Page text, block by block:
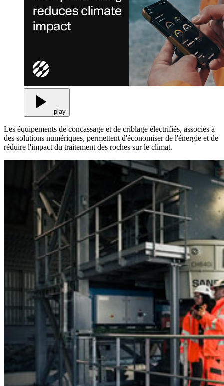
play
Les équipements de concassage et de criblage électrifiés, associés à
des solutions numériques, permettent d'économiser de l'énergie et de
réduire l'impact du traitement des roches sur le climat.